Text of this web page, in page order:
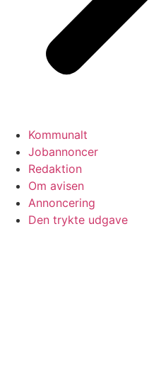
Kommunalt
Jobannoncer
Redaktion
Om avisen
Annoncering
Den trykte udgave